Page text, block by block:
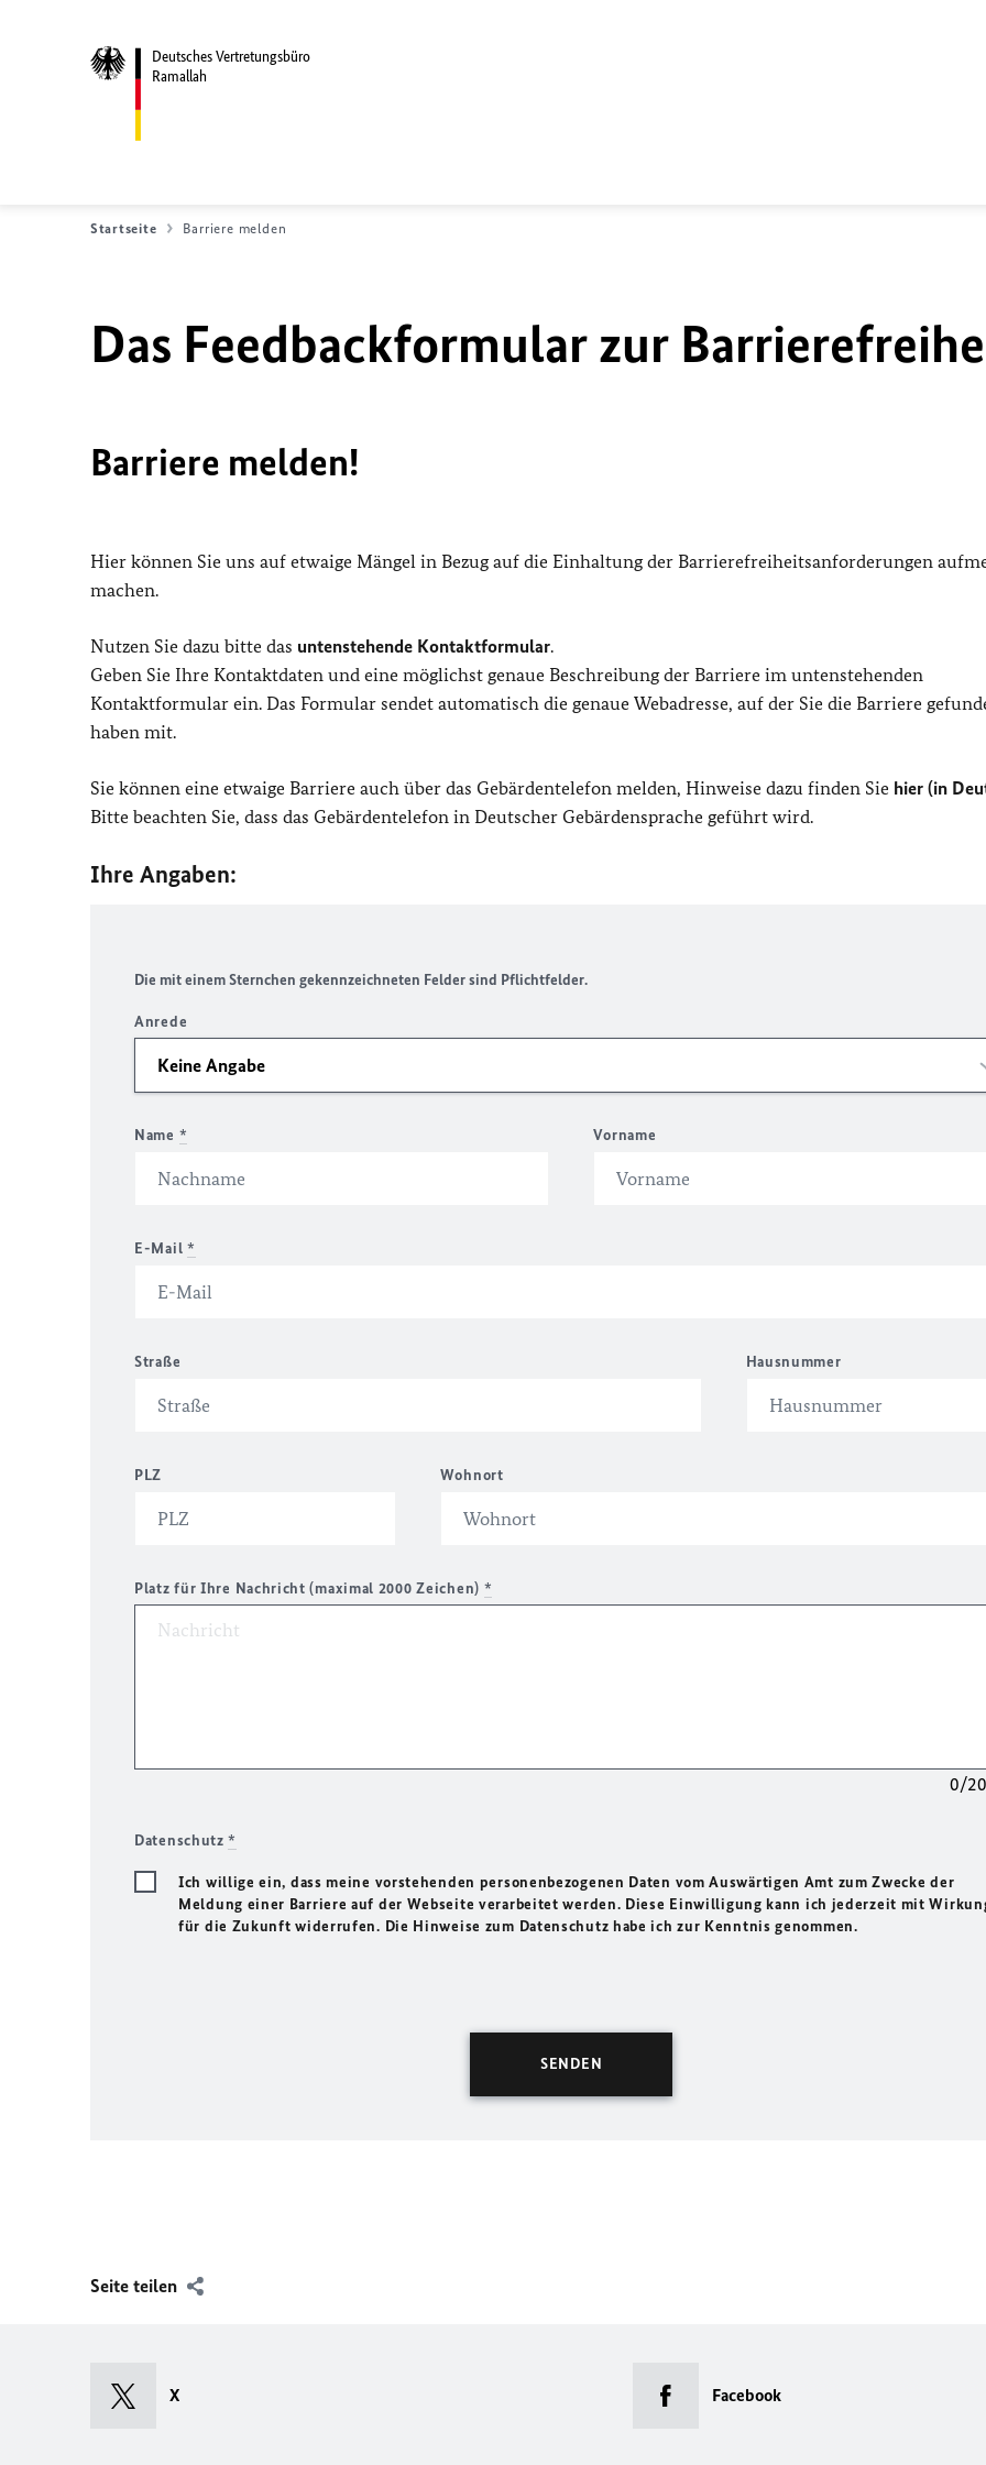
Deutsches Vertretungsbüro
Ramallah
Startseite Barriere melden
Das Feedbackformular zur
Barriere melden!
Hier können Sie uns auf etwaige Mängel in Bezug auf die Einhaltung der Barrierefreiheitsanforderungen
machen.
Nutzen Sie dazu bitte das untenstehende Kontaktformular.
Geben Sie Ihre Kontaktdaten und eine möglichst genaue Beschreibung der Barriere im untenstehenden
Kontaktformular ein. Das Formular sendet automatisch die genaue Webadresse, auf der Sie die Barriere
haben mit.
Sie können eine etwaige Barriere auch über das Gebärdentelefon melden, Hinweise dazu finden Sie hier (in
Bitte beachten Sie, dass das Gebärdentelefon in Deutscher Gebärdensprache geführt wird.
Ihre Angaben:
Die mit einem Sternchen gekennzeichneten Felder sind Pflichtfelder.
Anrede
Name * Vorname
E-Mail *
Straße Hausnummer
PLZ Wohnort
Platz für Ihre Nachricht (maximal 2000 Zeichen) *
0/
Datenschutz*
Ich willige ein, dass meine vorstehenden personenbezogenen Daten vom Auswärtigen Amt zum Zwecke der
Meldung einer Barriere auf der Webseite verarbeitet werden. Diese Einwilligung kann ich jederzeit mit
für die Zukunft widerrufen. Die Hinweise zum Datenschutz habe ich zur Kenntnis genommen.
Seite teilen
X Facebook